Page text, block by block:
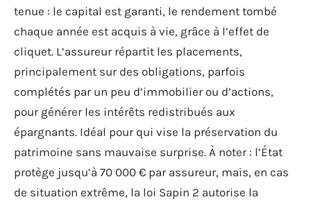
tenue : le capital est garanti, le rendement tombé
chaque année est acquis à vie, grâce à l’effet de
cliquet. L’assureur répartit les placements,
principalement sur des obligations, parfois
complétés par un peu d’immobilier ou d’actions,
pour générer les intérêts redistribués aux
épargnants. Idéal pour qui vise la préservation du
patrimoine sans mauvaise surprise. À noter : l’État
protège jusqu’à 70 000 € par assureur, mais, en cas
de situation extrême, la loi Sapin 2 autorise la